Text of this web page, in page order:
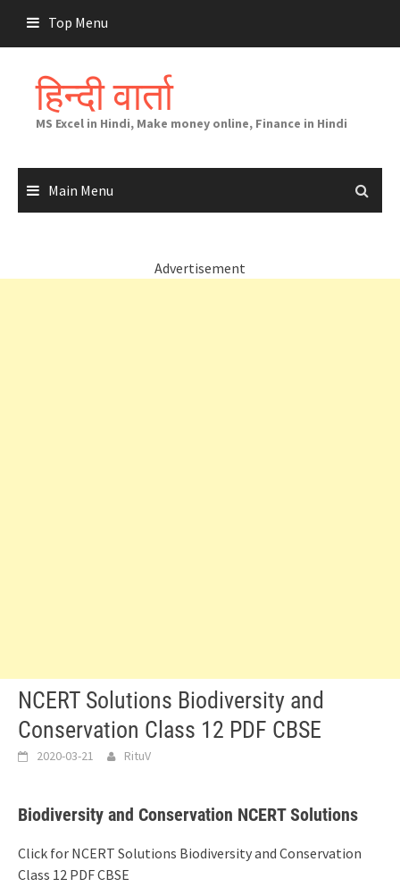
content
Top Menu
हिन्दी वार्ता
MS Excel in Hindi, Make money online, Finance in Hindi
Main Menu
Advertisement
NCERT Solutions Biodiversity and
Conservation Class 12 PDF CBSE
2020-03-21 RituV
Biodiversity and Conservation NCERT Solutions
Click for NCERT Solutions Biodiversity and Conservation
Class 12 PDF CBSE